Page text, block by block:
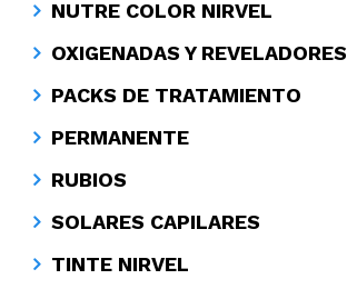
NUTRE COLOR NIRVEL
OXIGENADAS Y REVELADORES
PACKS DE TRATAMIENTO
PERMANENTE
RUBIOS
SOLARES CAPILARES
TINTE NIRVEL